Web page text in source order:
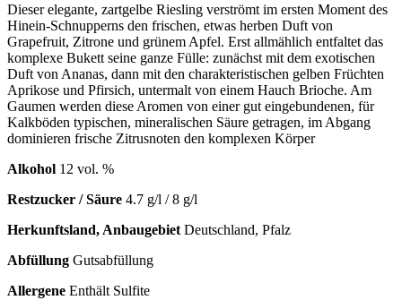
Dieser elegante, zartgelbe Riesling verströmt im ersten Moment des
Hinein-Schnupperns den frischen, etwas herben Duft von
Grapefruit, Zitrone und grünem Apfel. Erst allmählich entfaltet das
komplexe Bukett seine ganze Fülle: zunächst mit dem exotischen
Duft von Ananas, dann mit den charakteristischen gelben Früchten
Aprikose und Pfirsich, untermalt von einem Hauch Brioche. Am
Gaumen werden diese Aromen von einer gut eingebundenen, für
Kalkböden typischen, mineralischen Säure getragen, im Abgang
dominieren frische Zitrusnoten den komplexen Körper
Alkohol 12 vol. %
Restzucker / Säure 4.7 g/l / 8 g/l
Herkunftsland, Anbaugebiet Deutschland, Pfalz
Abfüllung Gutsabfüllung
Allergene Enthält Sulfite